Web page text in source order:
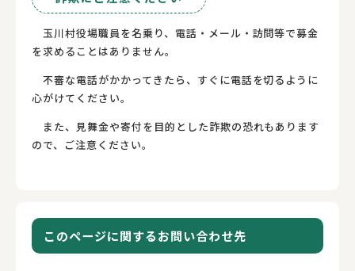
玉川村役場職員を名乗り、電話・メール・訪問等で募金
を求めることはありません。
不審な電話がかかってきたら、すぐに電話を切るように
心がけてください。
また、見舞金や寄付を目的とした詐欺の恐れもあります
ので、ご注意ください。
このページに関するお問い合わせ先